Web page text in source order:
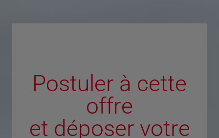
Postuler à cette
offre
et déposer votre